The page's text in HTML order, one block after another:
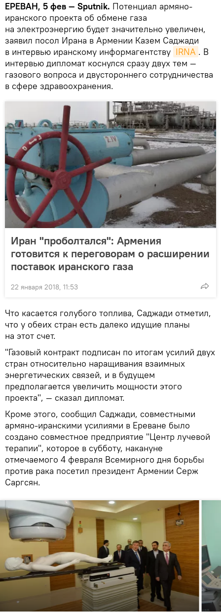
ЕРЕВАН, 5 фев — Sputnik. Потенциал армяно-
иранского проекта об обмене газа
на электроэнергию будет значительно увеличен,
заявил посол Ирана в Армении Казем Саджади
в интервью иранскому информагентству IRNA . В
интервью дипломат коснулся сразу двух тем —
газового вопроса и двустороннего сотрудничества
в сфере здравоохранения.
Иран "проболтался": Армения
готовится к переговорам о расширении
поставок иранского газа
22 января 2018, 11:53
Что касается голубого топлива, Саджади отметил,
что у обеих стран есть далеко идущие планы
на этот счет.
"Газовый контракт подписан по итогам усилий двух
стран относительно наращивания взаимных
энергетических связей, и в будущем
предполагается увеличить мощности этого
проекта", — сказал дипломат.
Кроме этого, сообщил Саджади, совместными
армяно-иранскими усилиями в Ереване было
создано совместное предприятие "Центр лучевой
терапии", которое в субботу, накануне
отмечаемого 4 февраля Всемирного дня борьбы
против рака посетил президент Армении Серж
Саргсян.